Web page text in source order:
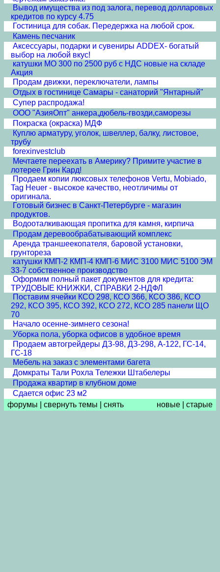
Вывод имущества из под залога, перевод долларовых
кредитов по курсу 4.75
Гостиница для собак. Передержка на любой срок.
Камень песчаник
Аксессуары, подарки и сувениры ADDEX- богатый
выбор на любой вкус!
катушки МО 300 по 2500 руб с НДС новые на складе
Акция
Продам движки, переключатели, лампы
Отдых в гостинице Самары - санаторий "Янтарный"
Супер распродажа!
ООО "АзияОпт" анкера,дюбель-гвозди,саморезы
Покраска (окраска) МДФ
Куплю арматуру, уголок, швеллер, балку, листовое,
трубу
forexinvestclub
Мечтаете переехать в Америку? Примите участие в
лотерее Грин Кард!
Продаем копии люксовых телефонов Vertu, Mobiado,
Tag Heuer - высокое качество, неотличимы от
оригинала.
Готовый бизнес в Санкт-Петербурге - магазин
продуктов.
Водооталкивающая пропитка для камня, кирпича
Продам деревообрабатывающий комплекс
Аренда траншеекопателя, баровой установки,
грунтореза
катушки КМП-2 КМП-4 КМП-6 МИС 3100 МИС 5100 ЭМ
33-7 собственное производство
Оформим полный пакет документов для кредита:
ТРУДОВЫЕ КНИЖКИ, СПРАВКИ 2-НДФЛ
Поставим ячейки КСО 298, КСО 366, КСО 386, КСО
292, КСО 395, КСО 392, КСО 272, КСО 285 панели ЩО
70
Начало осенне-зимнего сезона!
Уборка пола, уборка офисов в удобное время
Продаем автогрейдеры ДЗ-98, ДЗ-298, А-122, ГС-14,
ГС-18
Мебель на заказ с элементами багета
Домкраты Тали Рохла Тележки Штабелеры
Продажа квартир в клубном доме
Сдается офис 23 м2
форумы
свернуть темы снять новые старые